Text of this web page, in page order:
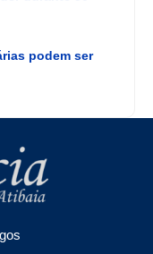
podem ser